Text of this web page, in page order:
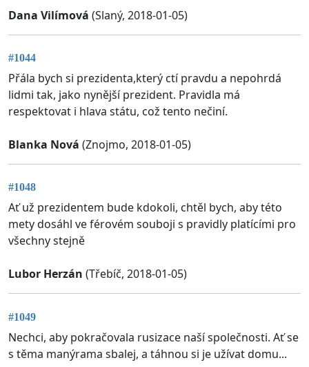
Dana Vilímová (Slaný, 2018-01-05)
#1044
Přála bych si prezidenta,který ctí pravdu a nepohrdá
lidmi tak, jako nynější prezident. Pravidla má
respektovat i hlava státu, což tento nečiní.
Blanka Nová (Znojmo, 2018-01-05)
#1048
Ať už prezidentem bude kdokoli, chtěl bych, aby této
mety dosáhl ve férovém souboji s pravidly platícími pro
všechny stejně
Lubor Herzán (Třebíč, 2018-01-05)
#1049
Nechci, aby pokračovala rusizace naší společnosti. Ať se
s těma manýrama sbalej, a táhnou si je užívat domu...